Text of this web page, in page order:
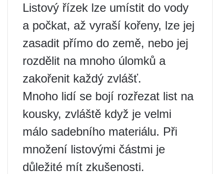
Listový řízek lze umístit do vody
a počkat, až vyraší kořeny, lze jej
zasadit přímo do země, nebo jej
rozdělit na mnoho úlomků a
zakořenit každý zvlášť.
Mnoho lidí se bojí rozřezat list na
kousky, zvláště když je velmi
málo sadebního materiálu. Při
množení listovými částmi je
důležité mít zkušenosti.